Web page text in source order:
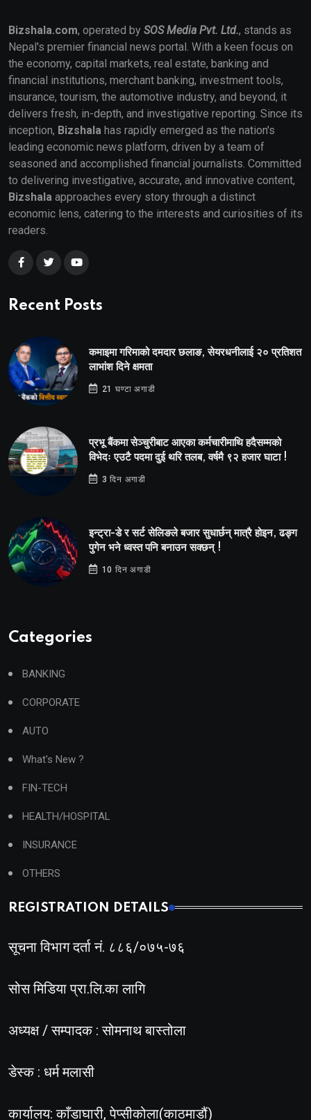
Bizshala.com, operated by SOS Media Pvt. Ltd., stands as
Nepal's premier financial news portal. With a keen focus on
the economy, capital markets, real estate, banking and
financial institutions, merchant banking, investment tools,
insurance, tourism, the automotive industry, and beyond, it
delivers fresh, in-depth, and investigative reporting. Since its
inception, Bizshala has rapidly emerged as the nation's
leading economic news platform, driven by a team of
seasoned and accomplished financial journalists. Committed
to delivering investigative, accurate, and innovative content,
Bizshala approaches every story through a distinct
economic lens, catering to the interests and curiosities of its
readers.
Recent Posts
कमाइमा गरिमाको दमदार छलाङ, सेयरधनीलाई २० प्रतिशत
लाभांश दिने क्षमता
21 घण्टा अगाडी
प्रभू बैंकमा सेञ्चुरीबाट आएका कर्मचारीमाथि हदैसम्मको
विभेदः एउटै पदमा दुई थरि तलब, वर्षमै ९२ हजार घाटा !
3 दिन अगाडी
इन्ट्रा-डे र सर्ट सेलिङले बजार सुधार्छन् मात्रै होइन, ढङ्ग
पुगेन भने ध्वस्त पनि बनाउन सक्छन् !
10 दिन अगाडी
Categories
BANKING
CORPORATE
AUTO
What's New ?
FIN-TECH
HEALTH/HOSPITAL
INSURANCE
OTHERS
REGISTRATION DETAILS
सूचना विभाग दर्ता नं. ८८६/०७५-७६
सोस मिडिया प्रा.लि.का लागि
अध्यक्ष / सम्पादक : सोमनाथ बास्तोला
डेस्क : धर्म मलासी
कार्यालय: काँडाघारी, पेप्सीकोला(काठमाडौं)